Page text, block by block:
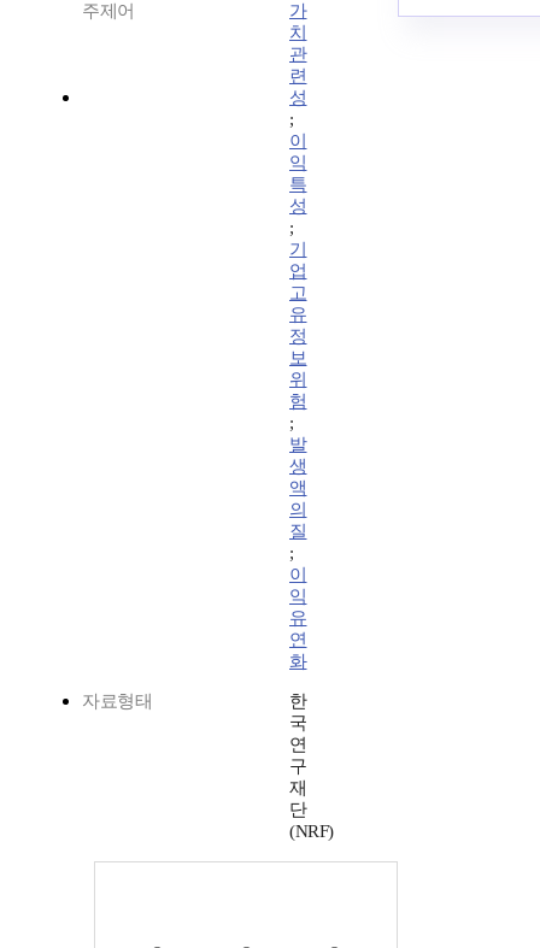
주제어
가
치
관
련
성
;
이
익
특
성
;
기
업
고
유
정
보
위
험
;
발
생
액
의
질
;
이
익
유
연
화
자료형태
한
국
연
구
재
단
(NRF)